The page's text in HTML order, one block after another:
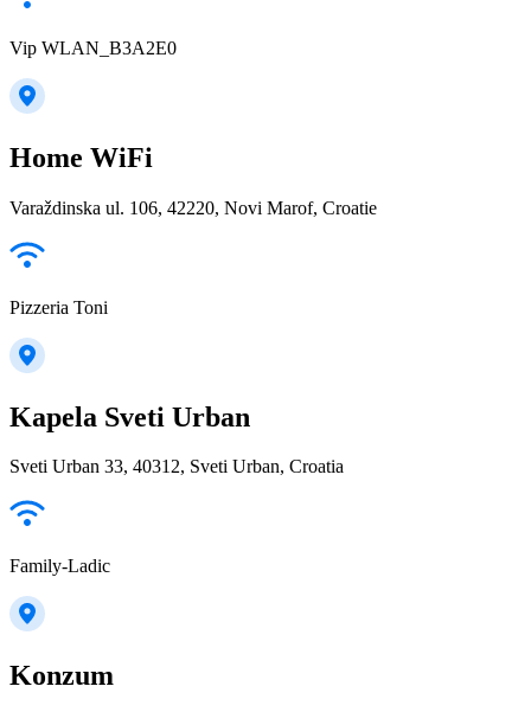
Vip WLAN_B3A2E0
Home WiFi
Varaždinska ul. 106, 42220, Novi Marof, Croatie
Pizzeria Toni
Kapela Sveti Urban
Sveti Urban 33, 40312, Sveti Urban, Croatia
Family-Ladic
Konzum